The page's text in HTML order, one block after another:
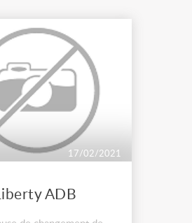
17/02/2021
Liberty ADB